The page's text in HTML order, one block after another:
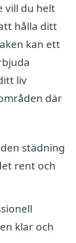
vill du helt
hålla ditt
kan ett
liv
där
städning
rent och
klar och